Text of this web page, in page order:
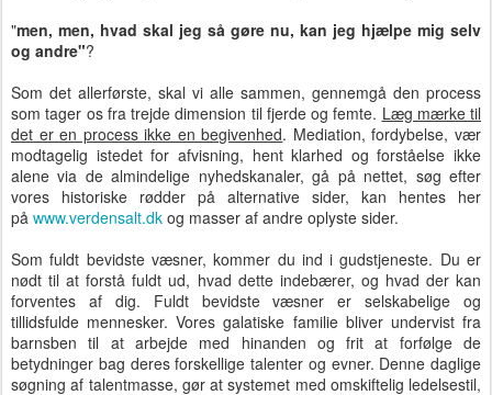
"men, men, hvad skal jeg så gøre nu, kan jeg hjælpe mig selv
og andre"?
Som det allerførste, skal vi alle sammen, gennemgå den process
som tager os fra trejde dimension til fjerde og femte. Læg mærke til
det er en process ikke en begivenhed. Mediation, fordybelse, vær
modtagelig istedet for afvisning, hent klarhed og forståelse ikke
alene via de almindelige nyhedskanaler, gå på nettet, søg efter
vores historiske rødder på alternative sider, kan hentes her
på www.verdensalt.dk og masser af andre oplyste sider.
Som fuldt bevidste væsner, kommer du ind i gudstjeneste. Du er
nødt til at forstå fuldt ud, hvad dette indebærer, og hvad der kan
forventes af dig. Fuldt bevidste væsner er selskabelige og
tillidsfulde mennesker. Vores galatiske familie bliver undervist fra
barnsben til at arbejde med hinanden og frit at forfølge de
betydninger bag deres forskellige talenter og evner. Denne daglige
søgning af talentmasse, gør at systemet med omskiftelig ledelsestil,